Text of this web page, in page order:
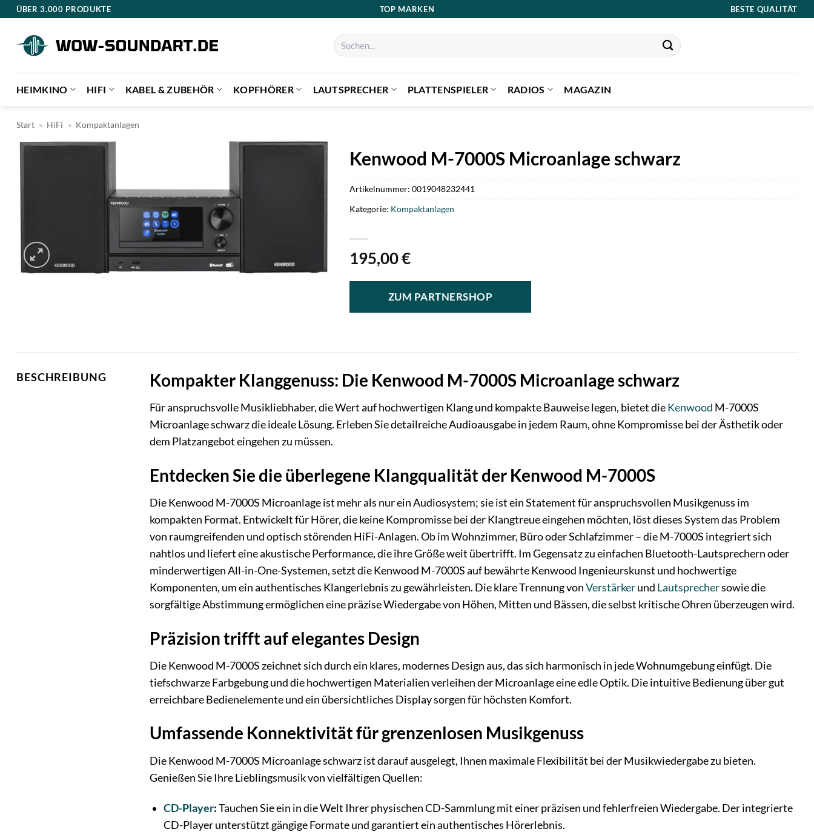
Zum
springen
ÜBER 3.000 PRODUKTE TOP MARKEN BESTE QUALITÄT
Suchen
nach:
HEIMKINO HIFI KABEL & ZUBEHÖR KOPFHÖRER LAUTSPRECHER PLATTENSPIELER RADIOS MAGAZIN
Start » HiFi » Kompaktanlagen
Kenwood M-7000S Microanlage schwarz
195,00€
ZUM PARTNERSHOP
Artikelnummer: 0019048232441
Kategorie: Kompaktanlagen
BESCHREIBUNG Kompakter Klanggenuss: Die Kenwood M-7000S Microanlage schwarz
Für anspruchsvolle Musikliebhaber, die Wert auf hochwertigen Klang und kompakte Bauweise legen, bietet dieKenwood M-7000S
Microanlage schwarz die ideale Lösung. Erleben Sie detailreiche Audioausgabe in jedem Raum, ohne Kompromisse bei der Ästhetik oder
dem Platzangebot eingehen zu müssen.
Entdecken Sie die überlegene Klangqualität der Kenwood M-7000S
Die Kenwood M-7000S Microanlage ist mehr als nur ein Audiosystem; sie ist ein Statement für anspruchsvollen Musikgenuss im
kompakten Format. Entwickelt für Hörer, die keine Kompromisse bei der Klangtreue eingehen möchten, löst dieses System das Problem
von raumgreifenden und optisch störenden HiFi-Anlagen. Ob im Wohnzimmer, Büro oder Schlafzimmer – die M-7000S integriert sich
nahtlos und liefert eine akustische Performance, die ihre Größe weit übertrifft. Im Gegensatz zu einfachen Bluetooth-Lautsprechern oder
minderwertigen All-in-One-Systemen, setzt die Kenwood M-7000S auf bewährte Kenwood Ingenieurskunst und hochwertige
Komponenten, um ein authentisches Klangerlebnis zu gewährleisten. Die klare Trennung vonVerstärkerund Lautsprechersowie die
sorgfältige Abstimmung ermöglichen eine präzise Wiedergabe von Höhen, Mitten und Bässen, die selbst kritische Ohren überzeugen wird.
Präzision trifft auf elegantes Design
Die Kenwood M-7000S zeichnet sich durch ein klares, modernes Design aus, das sich harmonisch in jede Wohnumgebung einfügt. Die
tiefschwarze Farbgebung und die hochwertigen Materialien verleihen der Microanlage eine edle Optik. Die intuitive Bedienung über gut
erreichbare Bedienelemente und ein übersichtliches Display sorgen für höchsten Komfort.
Umfassende Konnektivität für grenzenlosen Musikgenuss
Die Kenwood M-7000S Microanlage schwarz ist darauf ausgelegt, Ihnen maximale Flexibilität bei der Musikwiedergabe zu bieten.
Genießen Sie Ihre Lieblingsmusik von vielfältigen Quellen:
CD-Player:Tauchen Sie ein in die Welt Ihrer physischen CD-Sammlung mit einer präzisen und fehlerfreien Wiedergabe. Der integrierte
CD-Player unterstützt gängige Formate und garantiert ein authentisches Hörerlebnis.